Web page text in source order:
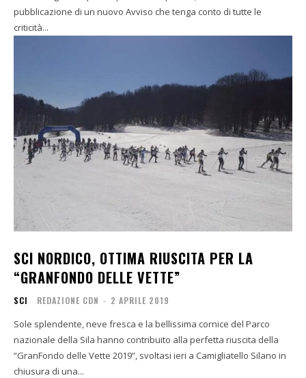
pubblicazione di un nuovo Avviso che tenga conto di tutte le
criticità...
SCI NORDICO, OTTIMA RIUSCITA PER LA
“GRANFONDO DELLE VETTE”
SCI REDAZIONE CDN - 2 APRILE 2019
Sole splendente, neve fresca e la bellissima cornice del Parco
nazionale della Sila hanno contribuito alla perfetta riuscita della
“GranFondo delle Vette 2019”, svoltasi ieri a Camigliatello Silano in
chiusura di una...